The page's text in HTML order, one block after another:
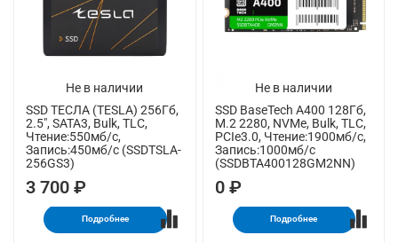
Не в наличии
SSD ТЕСЛА (TESLA) 256Гб,
2.5", SATA3, Bulk, TLC,
Чтение:550мб/с,
Запись:450мб/с (SSDTSLA-
256GS3)
3 700 ₽
Подробнее
Не в наличии
SSD BaseTech A400 128Гб,
M.2 2280, NVMe, Bulk, TLC,
PCIe3.0, Чтение:1900мб/с,
Запись:1000мб/с
(SSDBTA400128GM2NN)
0 ₽
Подробнее